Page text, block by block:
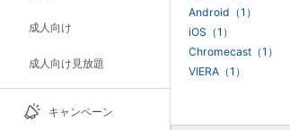
成人向け
成人向け見放題
キャンペーン
Android（1）
iOS（1）
Chromecast（1）
VIERA（1）